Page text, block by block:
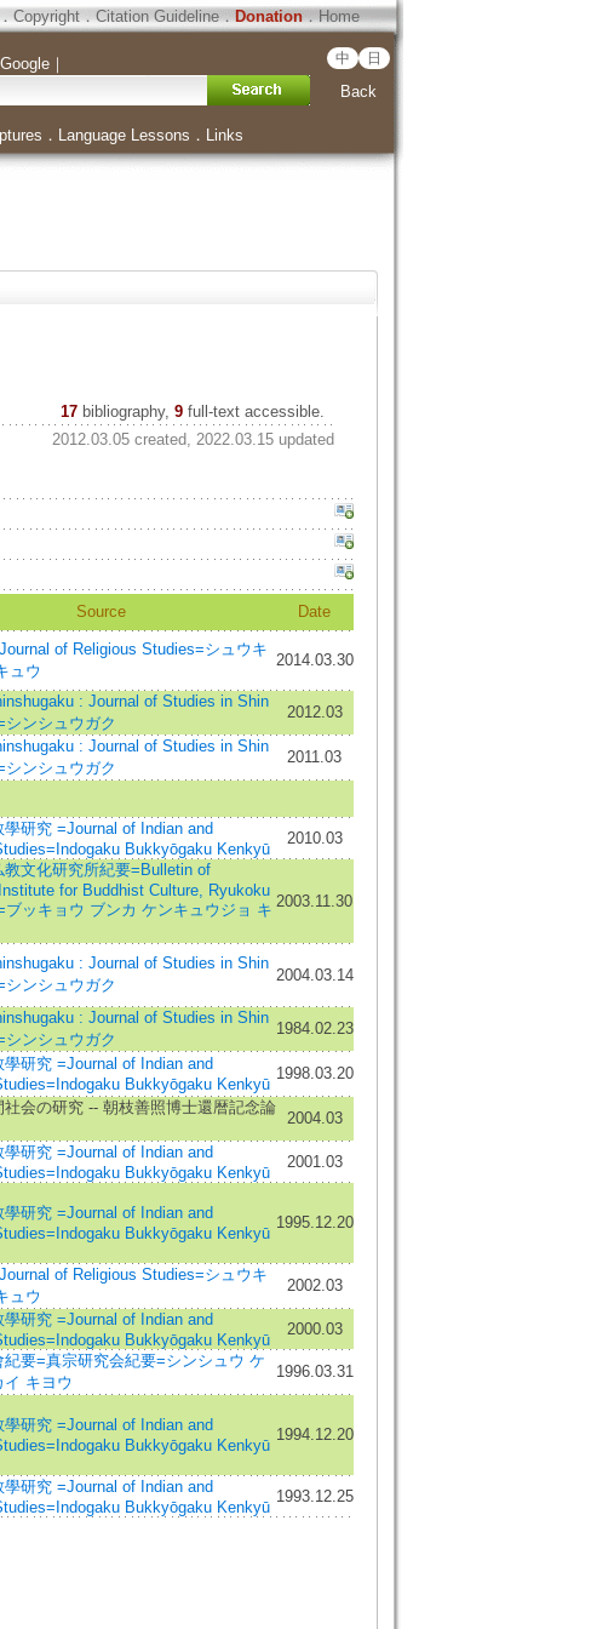
Copyright．Citation Guideline．Donation．Home
Google｜ 中 日
Back
． Language Lessons ． Links
17 bibliography, 9full-text accessible.
2012.03.05 created, 2022.03.15 updated
Source
Date
of Religious Studies=シュウキ
ュウ
2014.03.30
: Journal of Studies in Shin
シンシュウガク
2012.03
: Journal of Studies in Shin
シンシュウガク
2011.03
學研究 =Journal of Indian and
Bukkyōgaku Kenkyū
2010.03
教文化研究所紀要=Bulletin of
for Buddhist Culture, Ryukoku
ブッキョウ ブンカ ケンキュウジョ キ 2003.11.30
: Journal of Studies in Shin
シンシュウガク
2004.03.14
: Journal of Studies in Shin
シンシュウガク
1984.02.23
學研究 =Journal of Indian and
Bukkyōgaku Kenkyū
1998.03.20
社会の研究 -- 朝枝善照博士還暦記念論
2004.03
學研究 =Journal of Indian and
Bukkyōgaku Kenkyū
2001.03
學研究 =Journal of Indian and
Bukkyōgaku Kenkyū
1995.12.20
of Religious Studies=シュウキ
ュウ
2002.03
學研究 =Journal of Indian and
Bukkyōgaku Kenkyū
2000.03
紀要=真宗研究会紀要=シンシュウ ケ
イ キヨウ
1996.03.31
學研究 =Journal of Indian and
Bukkyōgaku Kenkyū
1994.12.20
學研究 =Journal of Indian and
Bukkyōgaku Kenkyū
1993.12.25